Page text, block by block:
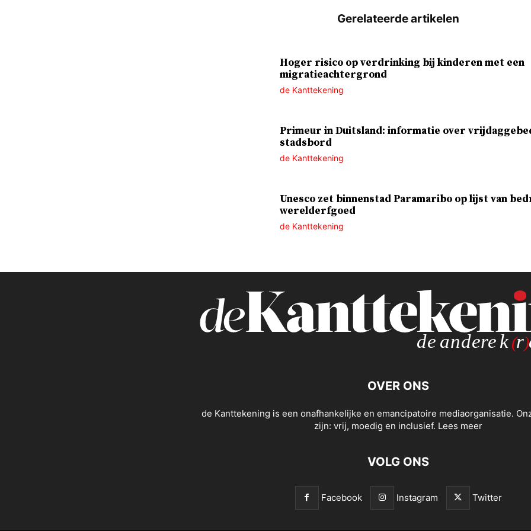
Hoger risico op verdrinking bij kinderen met een
migratieachtergrond
de Kanttekening
Primeur in Duitsland: informatie over
stadsbord
de Kanttekening
Unesco zet binnenstad Paramaribo op lijst van
werelderfgoed
de Kanttekening
OVER ONS
de Kanttekening is een onafhankelijke en emancipatoire mediaorganisatie.
zijn: vrij, moedig en inclusief. Lees meer
VOLG ONS
Facebook Instagram Twitter